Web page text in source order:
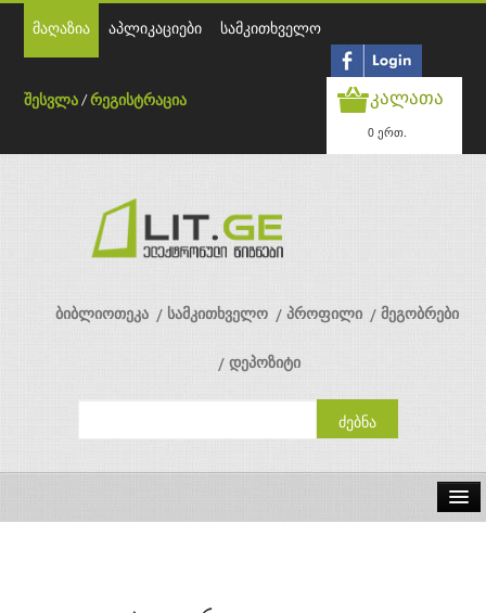
მაღაზია აპლიკაციები სამკითხველო
შესვლა /რეგისტრაცია კალათა
0 ერთ.
ბიბლიოთეკა სამკითხველო პროფილი მეგობრები
დეპოზიტი